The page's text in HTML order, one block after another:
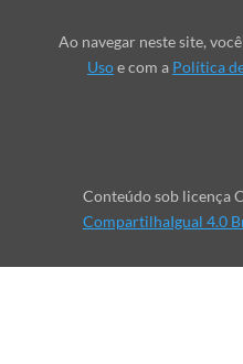
Ao navegar neste site,
Usoe com a Política
Conteúdo sob licença
CompartilhaIgual 4.0